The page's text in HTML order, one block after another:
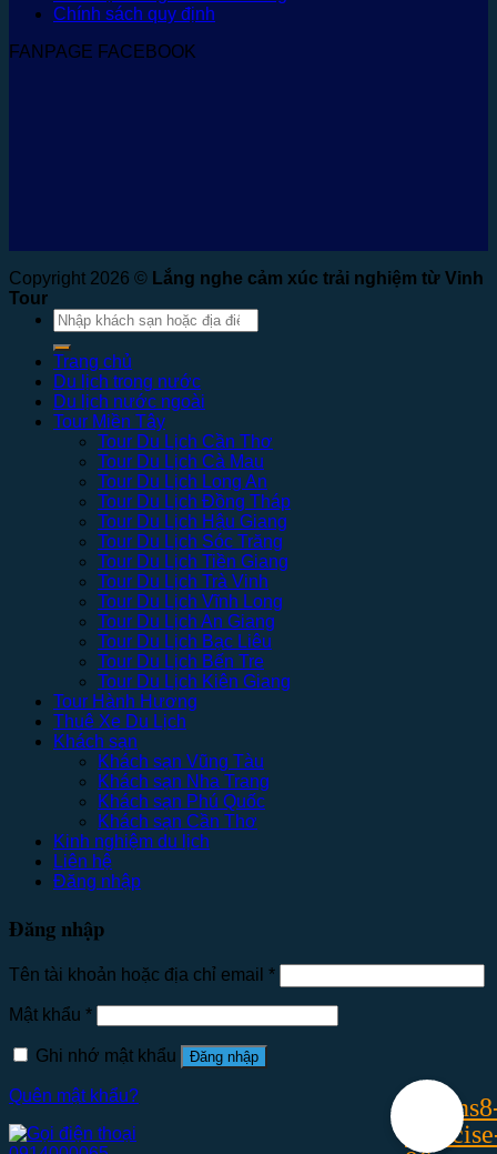
Chính sách quy định
FANPAGE FACEBOOK
Copyright 2026 © Lắng nghe cảm xúc trải nghiệm từ Vinh
Tour
Tìm
kiếm:
Trang chủ
Du lịch trong nước
Du lịch nước ngoài
Tour Miền Tây
Tour Du Lịch Cần Thơ
Tour Du Lịch Cà Mau
Tour Du Lịch Long An
Tour Du Lịch Đồng Tháp
Tour Du Lịch Hậu Giang
Tour Du Lịch Sóc Trăng
Tour Du Lịch Tiền Giang
Tour Du Lịch Trà Vinh
Tour Du Lịch Vĩnh Long
Tour Du Lịch An Giang
Tour Du Lịch Bạc Liêu
Tour Du Lịch Bến Tre
Tour Du Lịch Kiên Giang
Tour Hành Hương
Thuê Xe Du Lịch
Khách sạn
Khách sạn Vũng Tàu
Khách sạn Nha Trang
Khách sạn Phú Quốc
Khách sạn Cần Thơ
Kinh nghiệm du lịch
Liên hệ
Đăng nhập
Đăng nhập
Tên tài khoản hoặc địa chỉ email *
Mật khẩu *
Ghi nhớ mật khẩu Đăng nhập
Quên mật khẩu?